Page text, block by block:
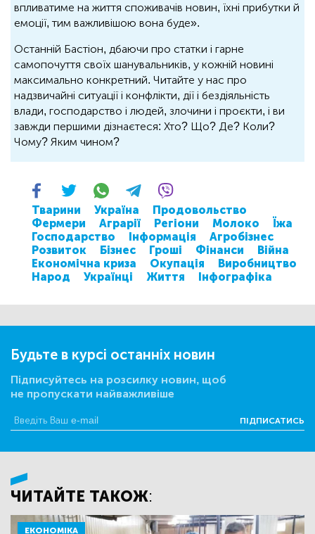
впливатиме на життя споживачів новин, їхні прибутки й
емоції, тим важливішою вона буде».
Останній Бастіон, дбаючи про статки і гарне
самопочуття своїх шанувальників, у кожній новині
максимально конкретний. Читайте у нас про
надзвичайні ситуації і конфлікти, дії і бездіяльність
влади, господарство і людей, злочини і проєкти, і ви
завжди першими дізнаєтеся: Хто? Що? Де? Коли?
Чому? Яким чином?
Тварини Україна
Продовольство
Фермери
Аграрії Регіони Молоко
Їжа
Господарство
Інформація
Агробізнес
Розвиток
Бізнес Гроші Фінанси
Війна
Економічна криза
Окупація
Виробництво
Народ
Українці Життя Інфографіка
Будьте в курсі останніх новин
Підписуйтесь на розсилку новин, щоб
не пропускати найважливіше
ПІДПИСАТИСЬ
ЧИТАЙТЕ ТАКОЖ:
ЕКОНОМІКА